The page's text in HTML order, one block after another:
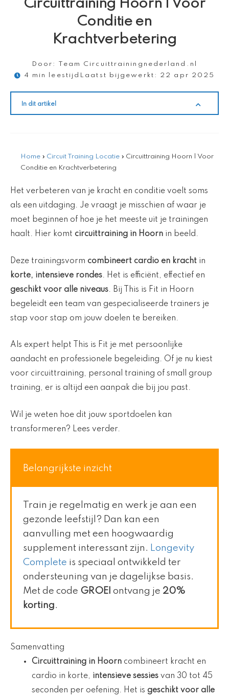
Circuittraining Hoorn | Voor
Conditie en
Krachtverbetering
Door:
Team Circuittrainingnederland.nl
4 min leestijd Laatst bijgewerkt: 22 apr 2025
In dit artikel
Home » Circuit Training Locatie » Circuittraining Hoorn | Voor
Conditie en Krachtverbetering
Het verbeteren van je kracht en conditie voelt soms
als een uitdaging. Je vraagt je misschien af waar je
moet beginnen of hoe je het meeste uit je trainingen
haalt. Hier komt circuittraining in Hoorn in beeld.
Deze trainingsvorm combineert cardio en kracht in
korte, intensieve rondes. Het is efficiënt, effectief en
geschikt voor alle niveaus. Bij This is Fit in Hoorn
begeleidt een team van gespecialiseerde trainers je
stap voor stap om jouw doelen te bereiken.
Als expert helpt This is Fit je met persoonlijke
aandacht en professionele begeleiding. Of je nu kiest
voor circuittraining, personal training of small group
training, er is altijd een aanpak die bij jou past.
Wil je weten hoe dit jouw sportdoelen kan
transformeren? Lees verder.
Belangrijkste inzicht
Train je regelmatig en werk je aan een
gezonde leefstijl? Dan kan een
aanvulling met een hoogwaardig
supplement interessant zijn. Longevity
Complete is speciaal ontwikkeld ter
ondersteuning van je dagelijkse basis.
Met de code GROEI ontvang je 20%
korting.
Samenvatting
Circuittraining in Hoorn combineert kracht en
cardio in korte, intensieve sessies van 30 tot 45
seconden per oefening. Het is geschikt voor alle